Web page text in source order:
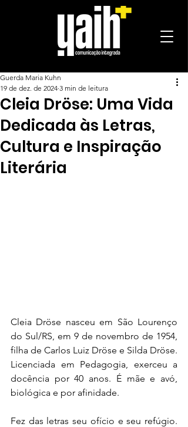
Cleia Dröse: Uma Vida
Dedicada às Letras,
Cultura e Inspiração
Literária
Guerda Maria Kuhn
19 de dez. de 2024 3 min de leitura
Cleia Dröse nasceu em São Lourenço
do Sul/RS, em 9 de novembro de 1954,
filha de Carlos Luiz Dröse e Silda Dröse.
Licenciada em Pedagogia, exerceu a
docência por 40 anos. É mãe e avó,
biológica e por afinidade.
Fez das letras seu ofício e seu refúgio.